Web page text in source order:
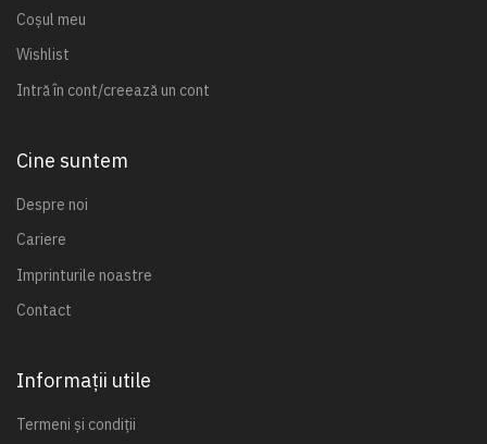
Coșul meu
Wishlist
Intră în cont/creează un cont
Cine suntem
Despre noi
Cariere
Imprinturile noastre
Contact
Informații utile
Termeni și condiții